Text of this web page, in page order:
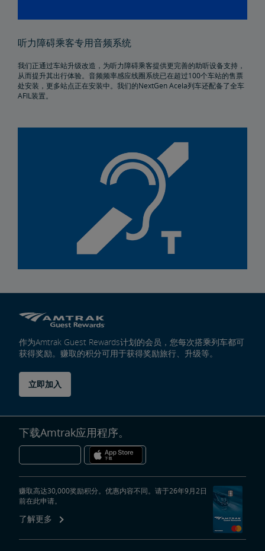
听力障碍乘客专用音频系统
我们正通过车站升级改造，为听力障碍乘客提供更完善的助听设备支持，
从而提升其出行体验。音频频率感应线圈系统已在超过100个车站的售票
处安装，更多站点正在安装中。我们的NextGen Acela列车还配备了全车
AFIL装置。
作为Amtrak Guest Rewards计划的会员，您每次搭乘列车都可
获得奖励。赚取的积分可用于获得奖励旅行、升级等。
立即加入
下载Amtrak应用程序。
赚取高达30,000奖励积分。优惠内容不同。请于26年9月2日
前在此申请。
了解更多